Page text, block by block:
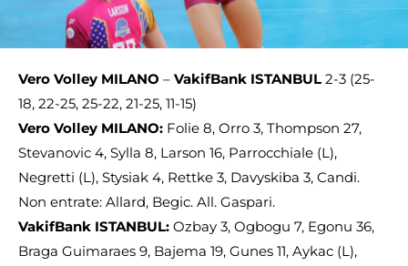
Vero Volley MILANO – VakifBank ISTANBUL 2-3 (25-
18, 22-25, 25-22, 21-25, 11-15)
Vero Volley MILANO: Folie 8, Orro 3, Thompson 27,
Stevanovic 4, Sylla 8, Larson 16, Parrocchiale (L),
Negretti (L), Stysiak 4, Rettke 3, Davyskiba 3, Candi.
Non entrate: Allard, Begic. All. Gaspari.
VakifBank ISTANBUL: Ozbay 3, Ogbogu 7, Egonu 36,
Braga Guimaraes 9, Bajema 19, Gunes 11, Aykac (L),